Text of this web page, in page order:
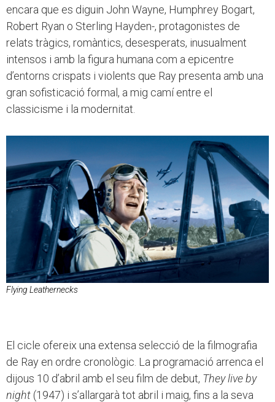
encara que es diguin John Wayne, Humphrey Bogart,
Robert Ryan o Sterling Hayden-, protagonistes de
relats tràgics, romàntics, desesperats, inusualment
intensos i amb la figura humana com a epicentre
d’entorns crispats i violents que Ray presenta amb una
gran sofisticació formal, a mig camí entre el
classicisme i la modernitat.
Flying Leathernecks
El cicle ofereix una extensa selecció de la filmografia
de Ray en ordre cronològic. La programació arrenca el
dijous 10 d’abril amb el seu film de debut, They live by
night (1947) i s’allargarà tot abril i maig, fins a la seva